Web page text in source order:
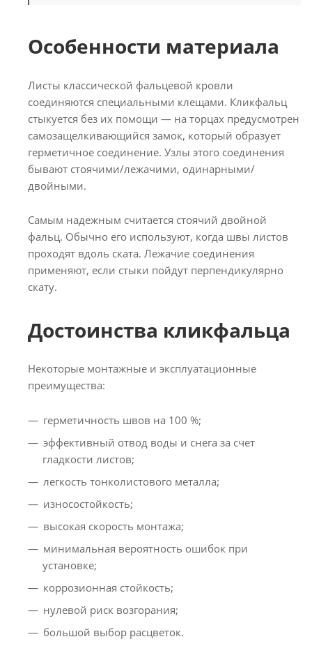
Особенности материала
Листы классической фальцевой кровли
соединяются специальными клещами. Кликфальц
стыкуется без их помощи — на торцах предусмотрен
самозащелкивающийся замок, который образует
герметичное соединение. Узлы этого соединения
бывают стоячими/лежачими, одинарными/
двойными.
Самым надежным считается стоячий двойной
фальц. Обычно его используют, когда швы листов
проходят вдоль ската. Лежачие соединения
применяют, если стыки пойдут перпендикулярно
скату.
Достоинства кликфальца
Некоторые монтажные и эксплуатационные
преимущества:
герметичность швов на 100 %;
эффективный отвод воды и снега за счет
гладкости листов;
легкость тонколистового металла;
износостойкость;
высокая скорость монтажа;
минимальная вероятность ошибок при
установке;
коррозионная стойкость;
нулевой риск возгорания;
большой выбор расцветок.